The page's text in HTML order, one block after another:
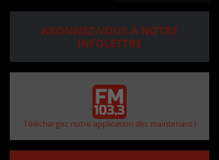
ABONNEZ-VOUS À NOTRE
INFOLETTRE
Téléchargez notre application dès maintenant !